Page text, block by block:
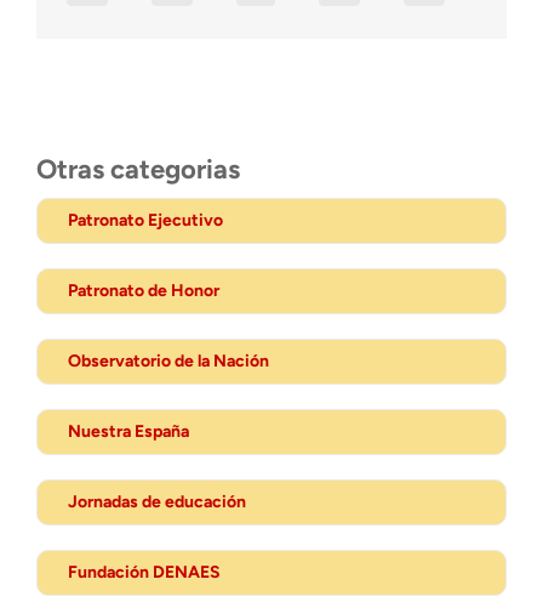
Otras categorias
Patronato Ejecutivo
Patronato de Honor
Observatorio de la Nación
Nuestra España
Jornadas de educación
Fundación DENAES